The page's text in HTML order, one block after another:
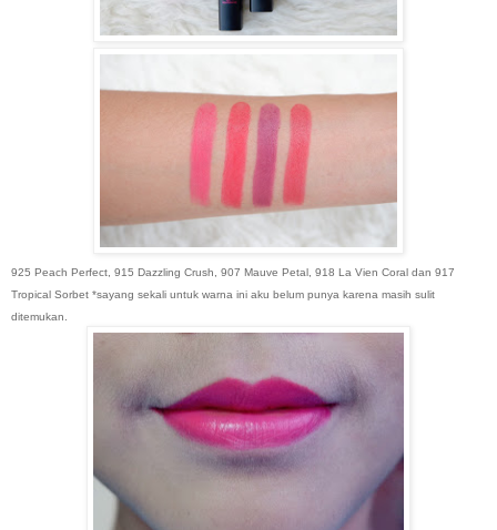
925 Peach Perfect, 915 Dazzling Crush, 907 Mauve Petal, 918 La Vien Coral dan 917
Tropical Sorbet *sayang sekali untuk warna ini aku belum punya karena masih sulit
ditemukan